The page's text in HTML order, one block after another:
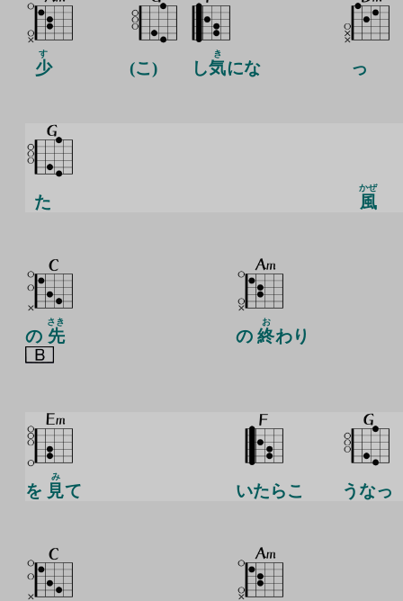
少
す
(こ) し気
き
にな っ
た 風
かぜ
の 先
さき
の終
お
わり
を 見
み
て いたらこ うなっ